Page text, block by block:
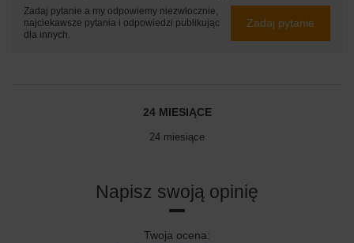
Zadaj pytanie a my odpowiemy niezwłocznie,
najciekawsze pytania i odpowiedzi publikując
dla innych.
Zadaj pytanie
24 MIESIĄCE
24 miesiące
Napisz swoją opinię
Twoja ocena: